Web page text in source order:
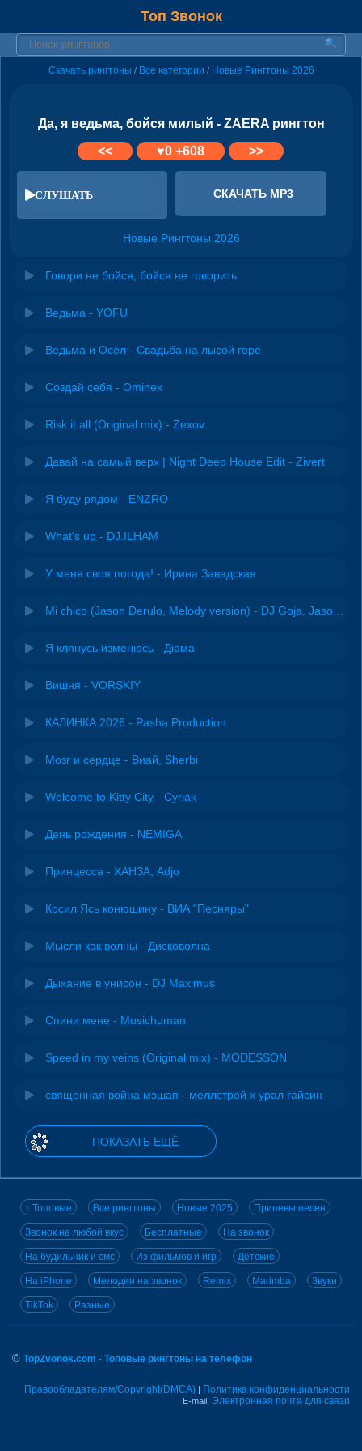
Топ Звонок
Скачать рингтоны / Все категории / Новые Рингтоны 2026
Да, я ведьма, бойся милый - ZAERA рингтон
<<
♥0+608 >>
СЛУШАТЬ СКАЧАТЬ MP3
Новые Рингтоны 2026
Говори не бойся, бойся не говорить
Ведьма - YOFU
Ведьма и Осёл - Свадьба на лысой горе
Создай себя - Ominex
Risk it all (Original mix) - Zexov
Давай на самый верх | Night Deep House Edit - Zivert
Я буду рядом - ENZRO
What's up - DJ.ILHAM
У меня своя погода! - Ирина Завадская
Я клянусь изменюсь - Дюма
Вишня - VORSKIY
КАЛИНКА 2026 - Pasha Production
Мозг и сердце - Виай, Sherbi
Welcome to Kitty City - Cyriak
День рождения - NEMIGA
Принцесса - ХАНЗА, Adjo
Косил Ясь конюшину - ВИА "Песняры"
Мысли как волны - Дисковолна
Дыхание в унисон - DJ Maximus
Спини мене - Musichuman
Speed in my veins (Original mix) - MODESSON
священная война мэшап - меллстрой х урал гайсин
ПОКАЗАТЬ ЕЩЁ
↑ Топовые Все рингтоны Новые 2025 Припевы песен
Звонок на любой вкус Бесплатные На звонок
На будильник и смс Из фильмов и игр Детские
На iPhone Мелодии на звонок Remix Marimba Звуки
TikTok Разные
© TopZvonok.com - Топовые рингтоны на телефон
Правообладателям/Copyright(DMCA) | Политика конфиденциальности
E-mail: Электронная почта для связи